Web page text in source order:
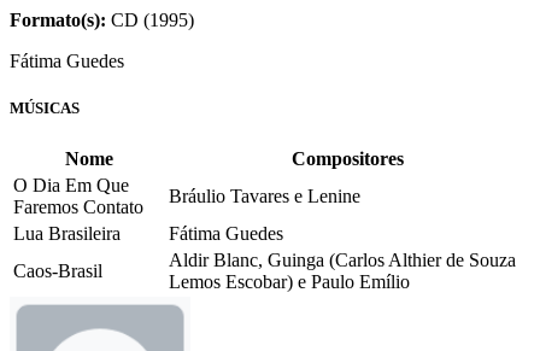
Formato(s): CD (1995)
Fátima Guedes
MÚSICAS
Nome
Compositores
O Dia Em Que
Faremos Contato
Bráulio Tavares e Lenine
Lua Brasileira
Fátima Guedes
Caos-Brasil
Aldir Blanc, Guinga (Carlos Althier de Souza
Lemos Escobar) e Paulo Emílio